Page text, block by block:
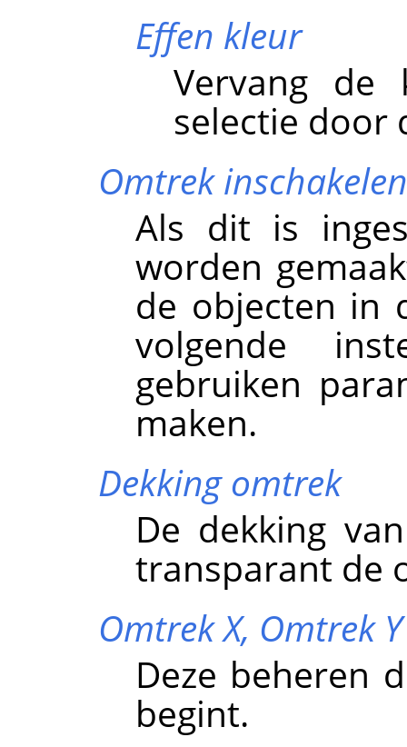
Effen kleur
Vervang
selectie door
Omtrek inschakelen
Als dit is
worden
de objecten in
volgende
gebruiken
maken.
Dekking omtrek
De dekking
transparant de
Omtrek X, Omtrek Y
Deze beheren
begint.